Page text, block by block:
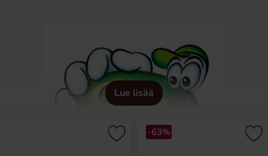
Lue lisää
-63%